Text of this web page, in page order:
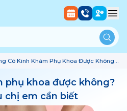
Có Kinh Khám Phụ Khoa Được Không?
phụ khoa được không?
chị em cần biết